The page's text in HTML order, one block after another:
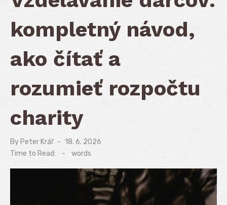
kompletný návod,
ako čítať a
rozumieť rozpočtu
charity
By Peter Kráľ
Posted
on
18. 6. 2026
Time to Read:
- words